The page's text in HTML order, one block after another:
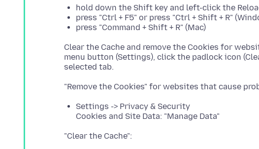
hold down the Shift key and left-click the
press "Ctrl + F5" or press "Ctrl + Shift + R"
press "Command + Shift + R" (Mac)
Clear the Cache and remove the Cookies for
menu button (Settings), click the padlock icon
Settings -> Privacy & Security
Cookies and Site Data: "Manage Data"